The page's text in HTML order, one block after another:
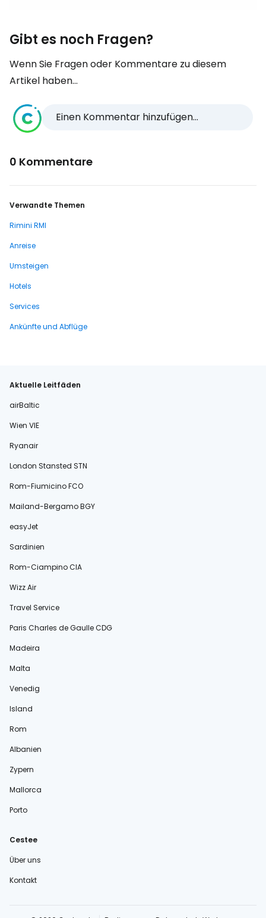
Gibt es noch Fragen?
Wenn Sie Fragen oder Kommentare zu diesem
Artikel haben...
Einen Kommentar hinzufügen...
0 Kommentare
Verwandte Themen
Rimini RMI
Anreise
Umsteigen
Hotels
Services
Ankünfte und Abflüge
Aktuelle Leitfäden
airBaltic
Wien VIE
Ryanair
London Stansted STN
Rom-Fiumicino FCO
Mailand-Bergamo BGY
easyJet
Sardinien
Rom-Ciampino CIA
Wizz Air
Travel Service
Paris Charles de Gaulle CDG
Madeira
Malta
Venedig
Island
Rom
Albanien
Zypern
Mallorca
Porto
Cestee
Über uns
Kontakt